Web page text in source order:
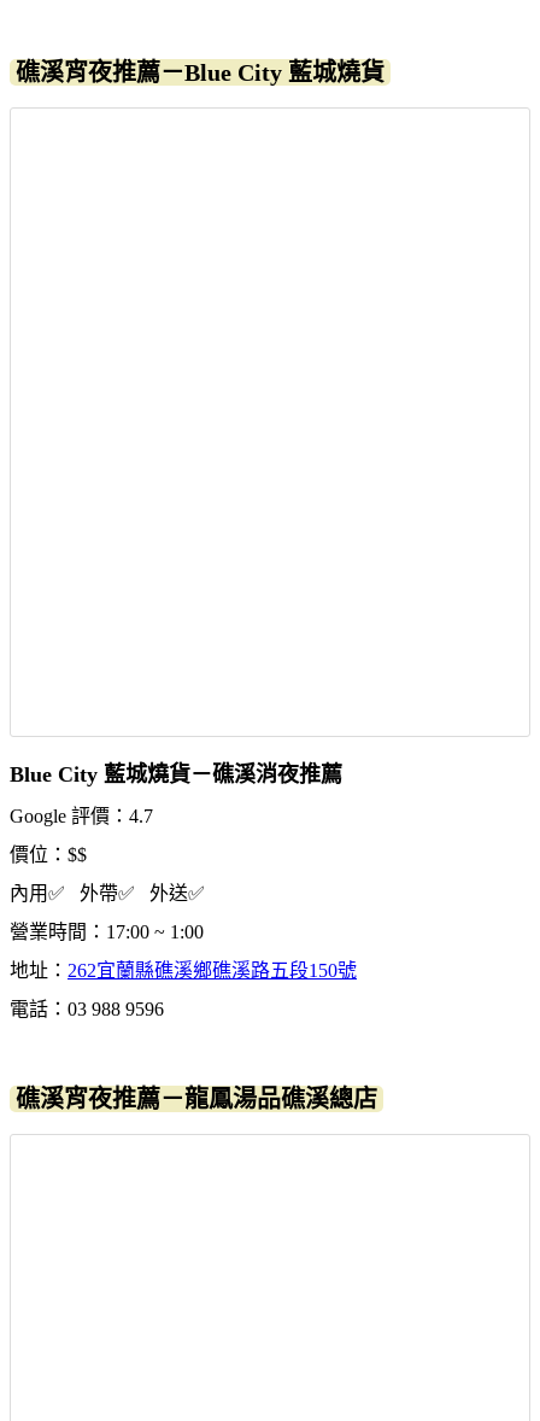
礁溪宵夜推薦－Blue City 藍城燒貨
Blue City 藍城燒貨－礁溪消夜推薦
Google 評價：4.7
價位：$$
內用✅ 外帶✅ 外送✅
營業時間：17:00 ~ 1:00
地址： 262宜蘭縣礁溪鄉礁溪路五段150號
電話：03 988 9596
礁溪宵夜推薦－龍鳳湯品礁溪總店